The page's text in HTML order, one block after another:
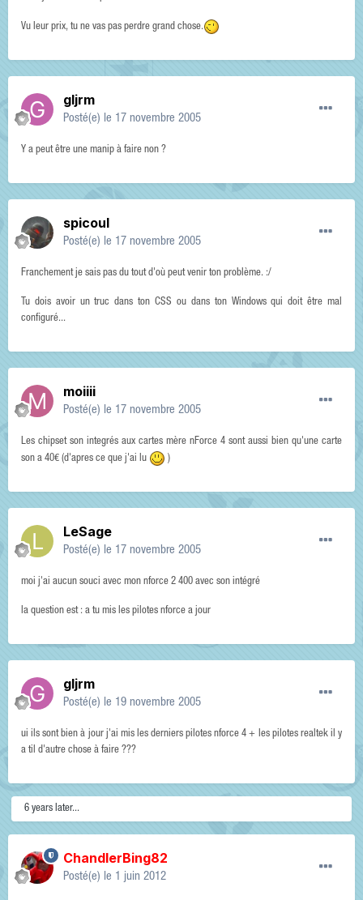
Vu leur prix, tu ne vas pas perdre grand chose.
gljrm
Posté(e) le 17 novembre 2005
Y a peut être une manip à faire non ?
spicoul
Posté(e) le 17 novembre 2005
Franchement je sais pas du tout d'où peut venir ton problème. :/
Tu dois avoir un truc dans ton CSS ou dans ton Windows qui doit être mal
configuré...
moiiii
Posté(e) le 17 novembre 2005
Les chipset son integrés aux cartes mère nForce 4 sont aussi bien qu'une carte
son a 40€ (d'apres ce que j'ai lu
)
LeSage
Posté(e) le 17 novembre 2005
moi j'ai aucun souci avec mon nforce 2 400 avec son intégré
la question est : a tu mis les pilotes nforce a jour
gljrm
Posté(e) le 19 novembre 2005
ui ils sont bien à jour j'ai mis les derniers pilotes nforce 4 + les pilotes realtek il y
a til d'autre chose à faire ???
6 years later...
ChandlerBing82
Posté(e) le 1 juin 2012